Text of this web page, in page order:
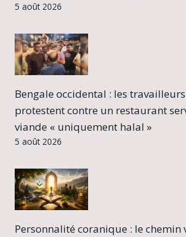
5 août 2026
Bengale occidental : les travailleurs
protestent contre un restaurant
viande « uniquement halal »
5 août 2026
Personnalité coranique : le chemin